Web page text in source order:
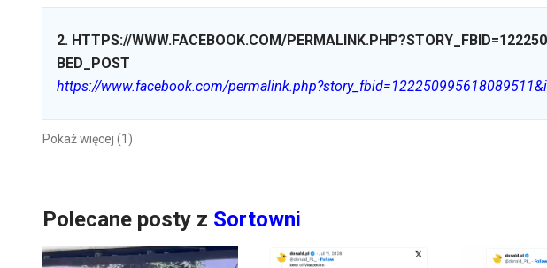
2. HTTPS://WWW.FACEBOOK.COM/
BED_POST
https://www.facebook.com/
Pokaż więcej (1)
Polecane posty z Sortowni